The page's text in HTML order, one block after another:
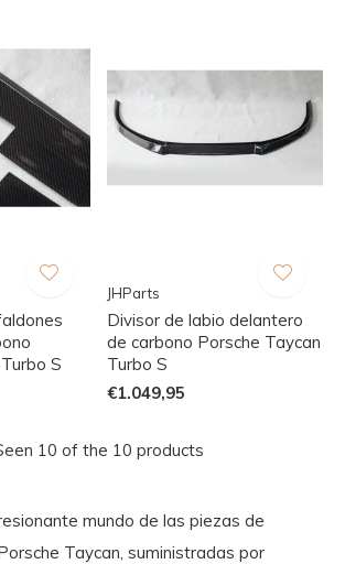
S
JHParts
Divisor de labio delantero
de carbono Porsche Taycan
Turbo S
€1.049,95
10 of the 10 products
mundo de las piezas de
Taycan, suministradas por